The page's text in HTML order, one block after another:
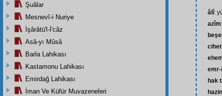
âlî:
azîm
cihet
emr-
hak
Şuâlar
Mesnevî-i Nuriye
İşârâtü'l-İ'câz
Asâ-yı Mûsâ
Barla Lahikası
Kastamonu Lahikası
Emirdağ Lahikası
İman Ve Küfür Muvazeneleri